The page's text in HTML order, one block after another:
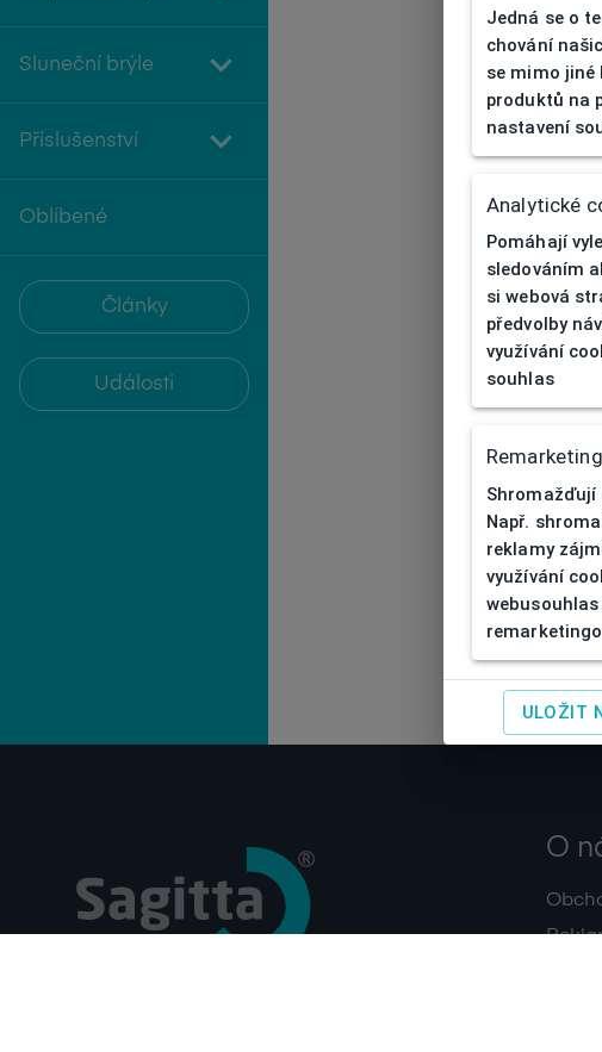
Sluneční brýle
Příslušenství
Oblíbené
Články
Události
O
Jedná se o
chování
se mimo jiné
produktů na
nastavení
Analytické
Pomáhají
sledováním
si webová
předvolby
využívání
souhlas
Shromažďují
Např.
reklamy
využívání
ULOŽIT